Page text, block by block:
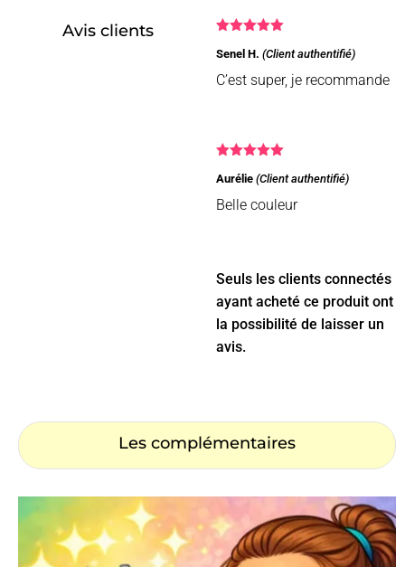
Avis clients
5
Senel H. (Client authentifié)
C’est super, je recommande
5
Aurélie (Client authentifié)
Belle couleur
Seuls les clients connectés
ayant acheté ce produit ont
la possibilité de laisser un
avis.
Les complémentaires